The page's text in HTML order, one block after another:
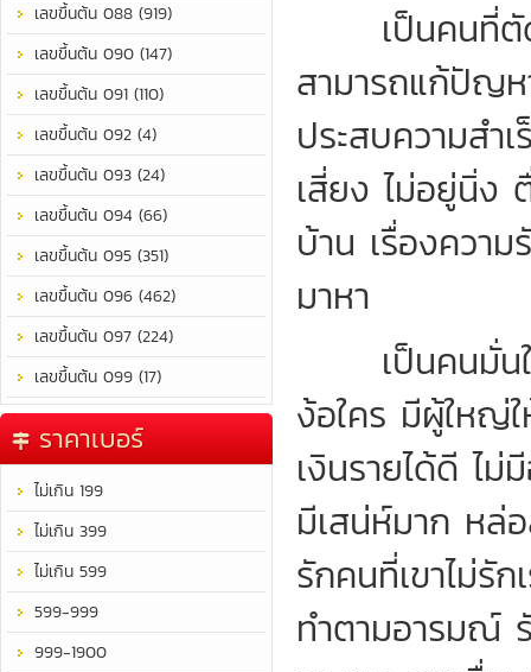
เลขขึ้นต้น 088 (919)
เลขขึ้นต้น 090 (147)
เลขขึ้นต้น 091 (110)
เลขขึ้นต้น 092 (4)
เลขขึ้นต้น 093 (24)
เลขขึ้นต้น 094 (66)
เลขขึ้นต้น 095 (351)
เลขขึ้นต้น 096 (462)
เลขขึ้นต้น 097 (224)
เลขขึ้นต้น 099 (17)
ราคาเบอร์
ไม่เกิน 199
ไม่เกิน 399
ไม่เกิน 599
599-999
999-1900
เป็นคนที่ตัดสิ
สามารถแก้ปัญ
ประสบความสำ
เสี่ยง ไม่อยู่นิ่ง
บ้าน เรื่องควา
มาหา
เป็นคนมั่นใจ
ง้อใคร มีผู้ใหญ่
เงินรายได้ดี ไม่
มีเสน่ห์มาก หล่
รักคนที่เขาไม่รั
ทำตามอารมณ์